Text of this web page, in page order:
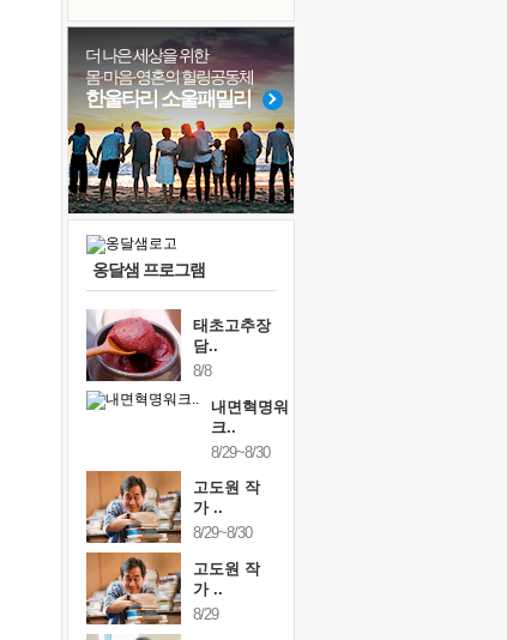
꿈이 실제가 되는 것
'말 타는 법'을 먼저
졸업식 사진을 보며
극심한 변비, 어깨결림, 수면 장애
아픈 아버지를 위한 공간 설계
슬럼프
보고 싶은 어머니
못된 꼰대들
#친구
#위기 #극복
#삶
#희망
#유튜브
#나눔
#계획
#리더
#독서캠프
#링컨학교
#힐링
더 나은 세상을 위한
몸·마음·영혼의 힐링공동체
한울타리 소울패밀리
옹달샘 프로그램
태초고추장
담..
8/8
내면혁명워
크..
8/29~8/30
고도원 작
가 ..
8/29~8/30
고도원 작
가 ..
8/29